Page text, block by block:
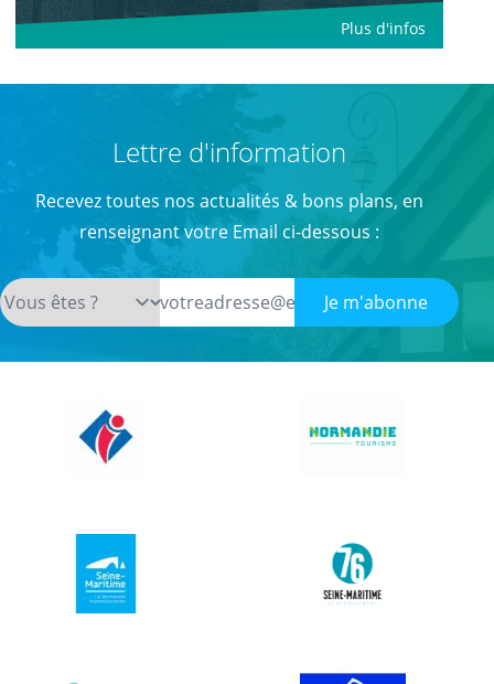
Plus d'infos
Lettre d'information
Recevez toutes nos actualités & bons plans, en
renseignant votre Email ci-dessous :
Je m'abonne